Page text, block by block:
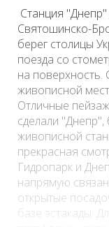
Станция
Святошинско-
берег столицы
поезда со
на поверхность.
живописной
Отличные
сделали
живописной
прекрасная
Гидропарк и
напрямую
открытые
базе эстакады.